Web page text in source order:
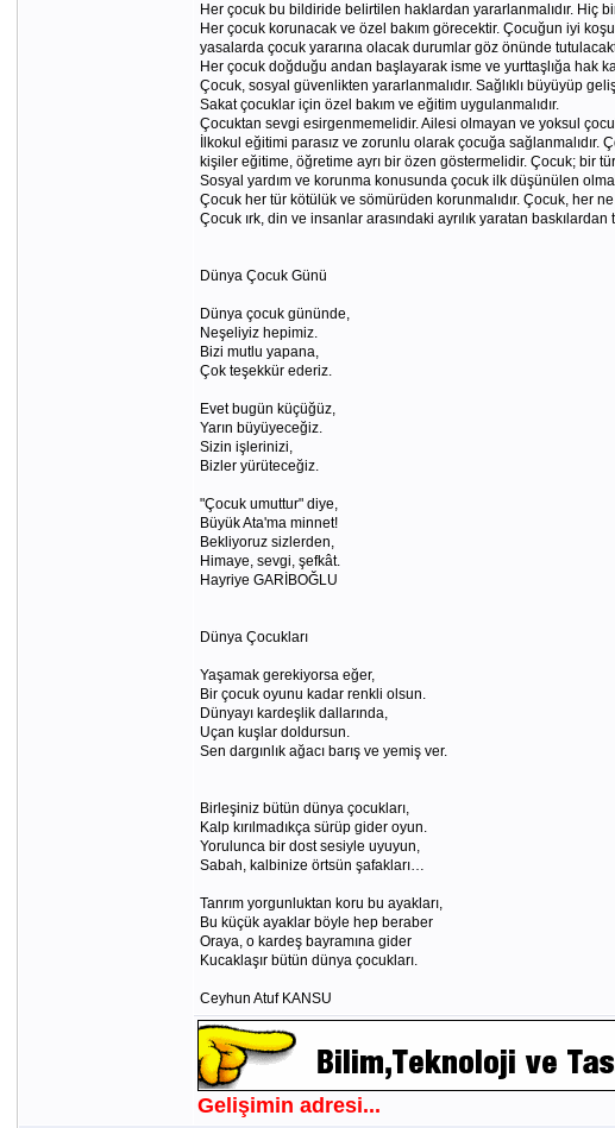
Her çocuk bu bildiride belirtilen haklardan yararlanmalıdır. Hiç
Her çocuk korunacak ve özel bakım görecektir. Çocuğun iyi
yasalarda çocuk yararına olacak durumlar göz önünde
Her çocuk doğduğu andan başlayarak isme ve yurttaşlığa hak
Çocuk, sosyal güvenlikten yararlanmalıdır. Sağlıklı büyüyüp
Sakat çocuklar için özel bakım ve eğitim uygulanmalıdır.
Çocuktan sevgi esirgenmemelidir. Ailesi olmayan ve yoksul
İlkokul eğitimi parasız ve zorunlu olarak çocuğa
kişiler eğitime, öğretime ayrı bir özen göstermelidir. Çocuk; bir
Sosyal yardım ve korunma konusunda çocuk ilk düşünülen
Çocuk her tür kötülük ve sömürüden korunmalıdır. Çocuk, her
Çocuk ırk, din ve insanlar arasındaki ayrılık yaratan baskılardan
Dünya Çocuk Günü
Dünya çocuk gününde,
Neşeliyiz hepimiz.
Bizi mutlu yapana,
Çok teşekkür ederiz.
Evet bugün küçüğüz,
Yarın büyüyeceğiz.
Sizin işlerinizi,
Bizler yürüteceğiz.
"Çocuk umuttur" diye,
Büyük Ata'ma minnet!
Bekliyoruz sizlerden,
Himaye, sevgi, şefkât.
Hayriye GARİBOĞLU
Dünya Çocukları
Yaşamak gerekiyorsa eğer,
Bir çocuk oyunu kadar renkli olsun.
Dünyayı kardeşlik dallarında,
Uçan kuşlar doldursun.
Sen dargınlık ağacı barış ve yemiş ver.
Birleşiniz bütün dünya çocukları,
Kalp kırılmadıkça sürüp gider oyun.
Yorulunca bir dost sesiyle uyuyun,
Sabah, kalbinize örtsün şafakları…
Tanrım yorgunluktan koru bu ayakları,
Bu küçük ayaklar böyle hep beraber
Oraya, o kardeş bayramına gider
Kucaklaşır bütün dünya çocukları.
Ceyhun Atuf KANSU
Gelişimin adresi...